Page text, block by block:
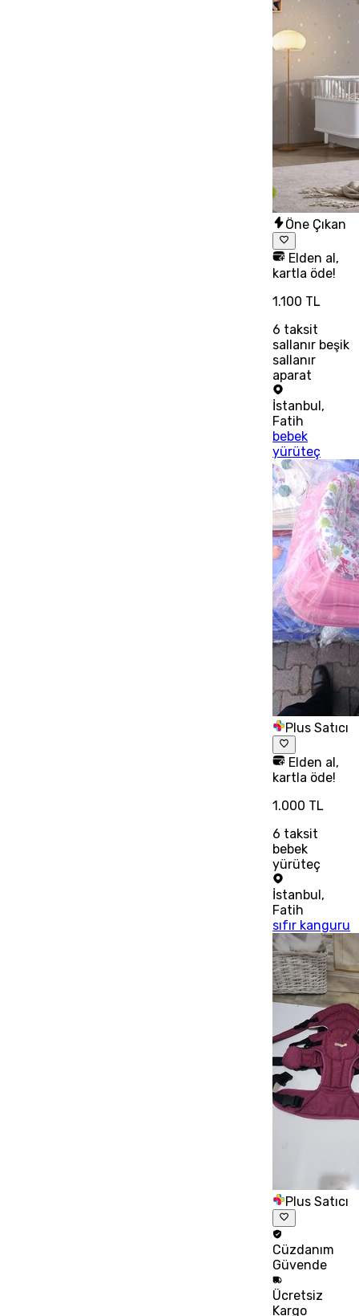
Öne Çıkan
Elden al,
kartla öde!
1.100 TL
6 taksit
sallanır beşik
sallanır
aparat
İstanbul ,
Fatih
bebek
yürüteç
Plus Satıcı
Elden al,
kartla öde!
1.000 TL
6 taksit
bebek
yürüteç
İstanbul,
Fatih
sıfır kanguru
Plus Satıcı
Cüzdanım
Güvende
Ücretsiz
Kargo